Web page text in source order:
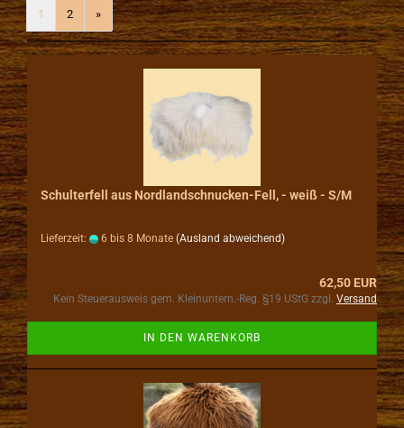
1 2 »
Schulterfell aus Nordlandschnucken-Fell, - weiß - S/M
Lieferzeit: 6 bis 8 Monate (Ausland abweichend)
62,50 EUR
Kein Steuerausweis gem. Kleinuntern.-Reg. §19 UStG zzgl. Versand
IN DEN WARENKORB